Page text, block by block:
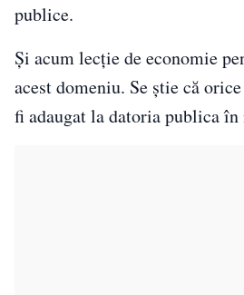
publice.
Și acum lecție de economie
acest domeniu. Se știe că
fi adaugat la datoria publica